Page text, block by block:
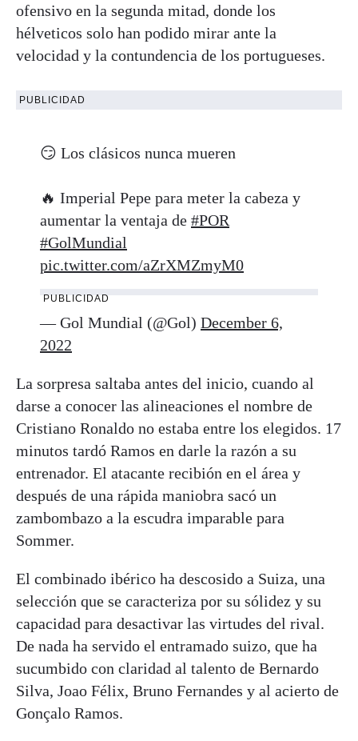
ofensivo en la segunda mitad, donde los
hélveticos solo han podido mirar ante la
velocidad y la contundencia de los portugueses.
PUBLICIDAD
😏 Los clásicos nunca mueren
🔥 Imperial Pepe para meter la cabeza y
aumentar la ventaja de #POR
#GolMundial
pic.twitter.com/aZrXMZmyM0
PUBLICIDAD
— Gol Mundial (@Gol) December 6,
2022
La sorpresa saltaba antes del inicio, cuando al
darse a conocer las alineaciones el nombre de
Cristiano Ronaldo no estaba entre los elegidos. 17
minutos tardó Ramos en darle la razón a su
entrenador. El atacante recibión en el área y
después de una rápida maniobra sacó un
zambombazo a la escudra imparable para
Sommer.
El combinado ibérico ha descosido a Suiza, una
selección que se caracteriza por su sólidez y su
capacidad para desactivar las virtudes del rival.
De nada ha servido el entramado suizo, que ha
sucumbido con claridad al talento de Bernardo
Silva, Joao Félix, Bruno Fernandes y al acierto de
Gonçalo Ramos.